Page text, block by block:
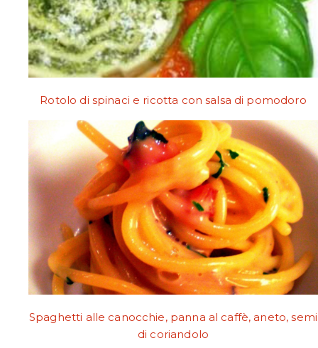
Rotolo di spinaci e ricotta con salsa di pomodoro
Spaghetti alle canocchie, panna al caffè, aneto, semi
di coriandolo